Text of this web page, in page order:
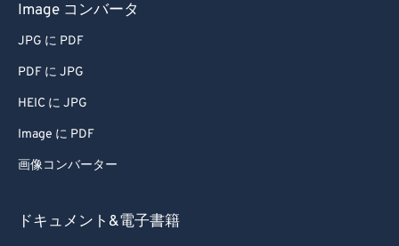
Image コンバータ
JPG に PDF
PDF に JPG
HEIC に JPG
Image に PDF
画像コンバーター
ドキュメント&電子書籍